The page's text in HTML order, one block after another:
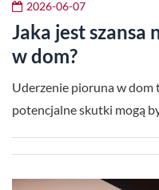
2026-06-07
Jaka jest
w dom?
Uderzenie pioruna w dom
potencjalne skutki mogą